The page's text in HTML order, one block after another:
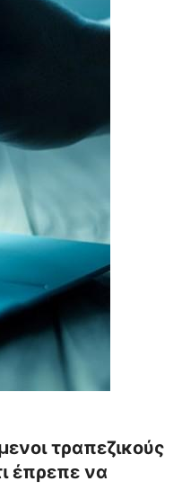
τραπεζικούς
έπρεπε να